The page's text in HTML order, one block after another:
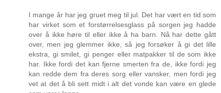
I mange år har jeg gruet meg til jul. Det har vært en tid som
har virket som et forstørrelsesglass på sorgen jeg hadde
over å ikke høre til eller ikke å ha barn. Nå har dette gått
over, men jeg glemmer ikke, så jeg forsøker å gi det lille
ekstra, gi smilet, gi penger eller matpakker til de som ikke
har. Ikke fordi det kan fjerne smerten fra de, ikke fordi jeg
kan redde dem fra deres sorg eller vansker, men fordi jeg
vet at det å bli sett midt i alt det vonde kan være en glede